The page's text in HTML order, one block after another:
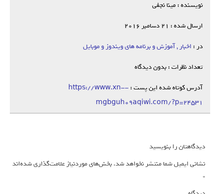
نویسنده : مینا نجفی
ارسال شده : 21 دسامبر 2016
در : اخبار , آموزش و برنامه های ویندوز و موبایل
تعداد نظرات : بدون دیدگاه
آدرس کوتاه شده این پست :https://www.xn--
mgbguh09aqiwi.com/?p=24531
دیدگاهتان را بنویسید
نشانی ایمیل شما منتشر نخواهد شد.بخش‌های موردنیاز علامت‌گذاری شده‌اند
*